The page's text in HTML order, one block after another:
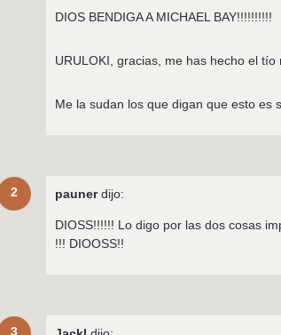
DIOS BENDIGA A MICHAEL BAY!!!!!!!!!!
URULOKI, gracias, me has hecho el
Me la sudan los que digan que esto es
2 paunerdijo:
DIOSS!!!!!! Lo digo por las dos cosas
!!! DIOOSS!!
3